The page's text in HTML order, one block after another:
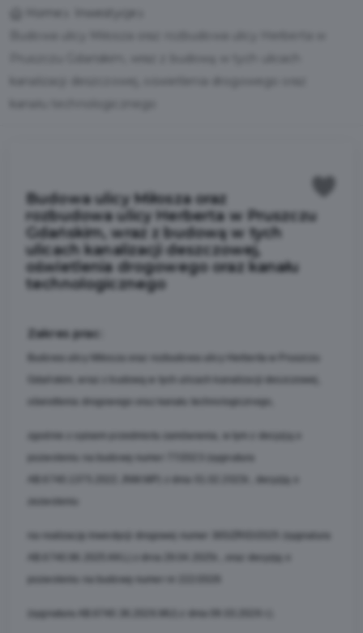
Budowa ulicy Miłosza oraz
rozbudowa ulicy Herberta w Pruszczu
Gdańskim, wraz z budową w tych
ulicach kanalizacji deszczowej,
oświetlenia drogowego oraz kanału
technologicznego
Zakres prac: